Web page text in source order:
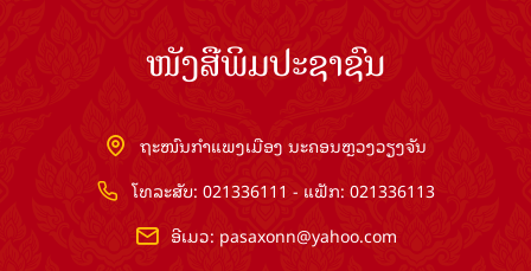
ໜັງສືພິມປະຊາຊົນ
ຖະໜົນກຳແພງເມືອງ ນະຄອນຫຼວງວຽງຈັນ
ໂທລະສັບ: 021336111 - ແຟັກ: 021336113
ອີເມວ: pasaxonn@yahoo.com